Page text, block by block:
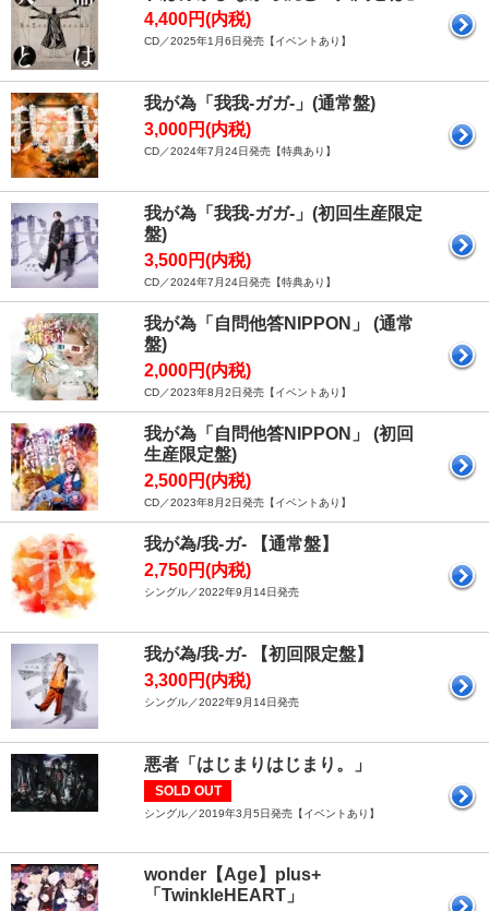
4,400円(内税)
CD／2025年1月6日発売【イベントあり】
我が為「我我-ガガ-」(通常盤)
3,000円(内税)
CD／2024年7月24日発売【特典あり】
我が為「我我-ガガ-」(初回生産限定
盤)
3,500円(内税)
CD／2024年7月24日発売【特典あり】
我が為「自問他答NIPPON」 (通常
盤)
2,000円(内税)
CD／2023年8月2日発売【イベントあり】
我が為「自問他答NIPPON」 (初回
生産限定盤)
2,500円(内税)
CD／2023年8月2日発売【イベントあり】
我が為/我-ガ- 【通常盤】
2,750円(内税)
シングル／2022年9月14日発売
我が為/我-ガ- 【初回限定盤】
3,300円(内税)
シングル／2022年9月14日発売
悪者「はじまりはじまり。」
SOLD OUT
シングル／2019年3月5日発売【イベントあり】
wonder【Age】plus+
「TwinkleHEART」